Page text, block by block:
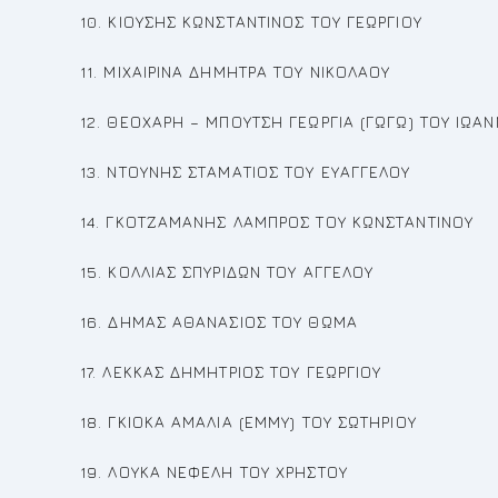
10. ΚΙΟΥΣΗΣ ΚΩΝΣΤΑΝΤΙΝΟΣ ΤΟΥ ΓΕΩΡΓΙΟΥ
11. ΜΙΧΑΙΡΙΝΑ ΔΗΜΗΤΡΑ ΤΟΥ ΝΙΚΟΛΑΟΥ
12. ΘΕΟΧΑΡΗ – ΜΠΟΥΤΣΗ ΓΕΩΡΓΙΑ (ΓΩΓΩ) ΤΟΥ
13. ΝΤΟΥΝΗΣ ΣΤΑΜΑΤΙΟΣ ΤΟΥ ΕΥΑΓΓΕΛΟΥ
14. ΓΚΟΤΖΑΜΑΝΗΣ ΛΑΜΠΡΟΣ ΤΟΥ ΚΩΝΣΤΑΝΤΙΝΟΥ
15. ΚΟΛΛΙΑΣ ΣΠΥΡΙΔΩΝ ΤΟΥ ΑΓΓΕΛΟΥ
16. ΔΗΜΑΣ ΑΘΑΝΑΣΙΟΣ ΤΟΥ ΘΩΜΑ
17. ΛΕΚΚΑΣ ΔΗΜΗΤΡΙΟΣ ΤΟΥ ΓΕΩΡΓΙΟΥ
18. ΓΚΙΟΚΑ ΑΜΑΛΙΑ (ΕΜΜΥ) ΤΟΥ ΣΩΤΗΡΙΟΥ
19. ΛΟΥΚΑ ΝΕΦΕΛΗ ΤΟΥ ΧΡΗΣΤΟΥ